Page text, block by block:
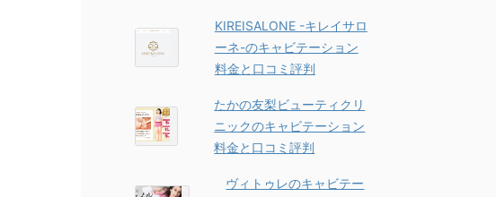
KIREISALONE -キレイサロ
ーネ-のキャビテーション
料金と口コミ評判
たかの友梨ビューティクリ
ニックのキャビテーション
料金と口コミ評判
ヴィトゥレのキャビテー